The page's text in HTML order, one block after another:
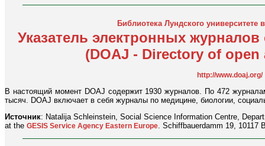
Библиотека Лундского университете
Указатель электронных
(DOAJ - Directory of
http://www.doaj.org/
В настоящий момент DOAJ содержит 1930 журналов. По 472
тысяч. DOAJ включает в себя журналы по медицине, биологии,
Источник: Natalija Schleinstein, Social Science Information Centre,
at the GESIS Service Agency Eastern Europe. Schiffbauerdamm 19, 10117